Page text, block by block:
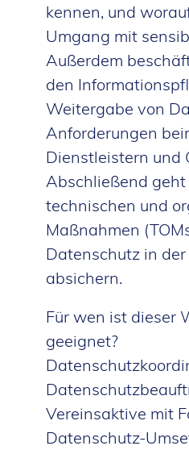
kennen, und
Umgang mit
Außerdem
den
Weitergabe von
Anforderungen
Dienstleistern und
Abschließend geht
technischen und
Maßnahmen
Datenschutz in
absichern.
Für wen ist dieser
geeignet?
Vereinsaktive mit
Datenschutz-